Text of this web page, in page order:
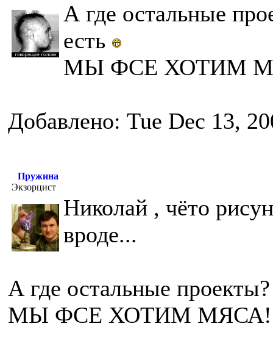
А где остальные
есть
МЫ ФСЕ ХОТИМ
Добавлено: Tue Dec 13,
Пружина
Экзорцист
Николай , чёто
вроде...
А где остальные
МЫ ФСЕ ХОТИМ